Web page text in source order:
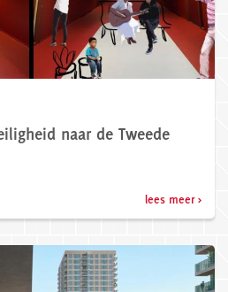
naar de Tweede
lees meer >